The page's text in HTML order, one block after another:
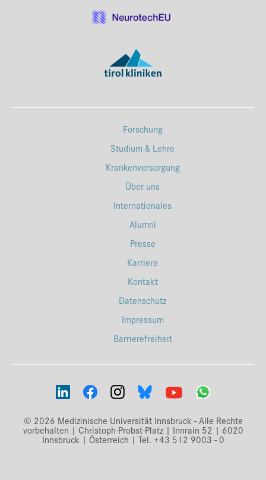
Forschung
Studium & Lehre
Krankenversorgung
Über uns
Internationales
Alumni
Presse
Karriere
Kontakt
Datenschutz
Impressum
Barrierefreiheit
© 2026 Medizinische Universität Innsbruck - Alle Rechte
vorbehalten | Christoph-Probst-Platz | Innrain 52 | 6020
Innsbruck | Österreich | Tel. +43 512 9003 - 0